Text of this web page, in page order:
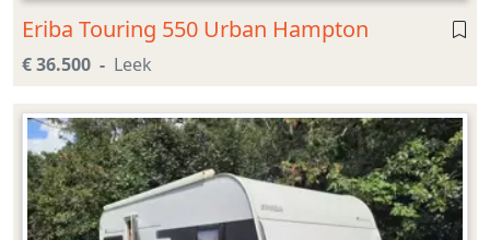
Eriba Touring 550 Urban Hampton
€ 36.500 Leek